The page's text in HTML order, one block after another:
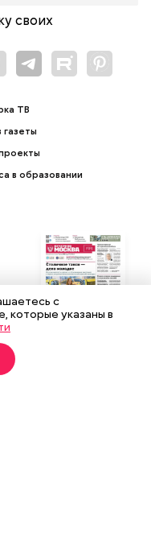
ТВ
в образовании
с
которые указаны в